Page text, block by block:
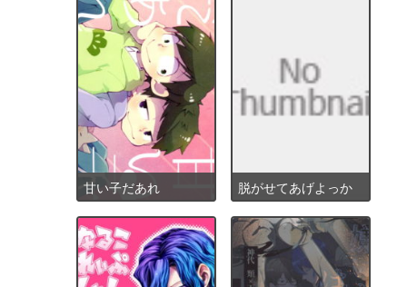
甘い子だあれ 脱がせてあげよっか